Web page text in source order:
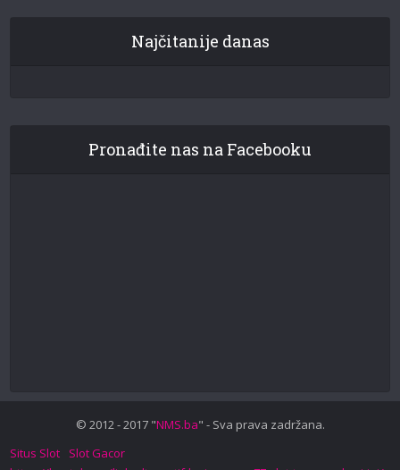
Najčitanije danas
Pronađite nas na Facebooku
© 2012 - 2017 "NMS.ba" - Sva prava zadržana.
Situs Slot
Slot Gacor